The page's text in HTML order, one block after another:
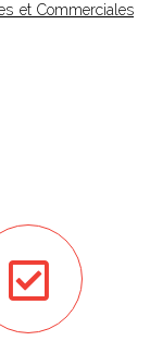
et Commerciales